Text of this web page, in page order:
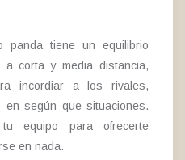
panda tiene un equilibrio
a corta y media distancia,
incordiar a los rivales,
según que situaciones.
equipo para ofrecerte
en nada.